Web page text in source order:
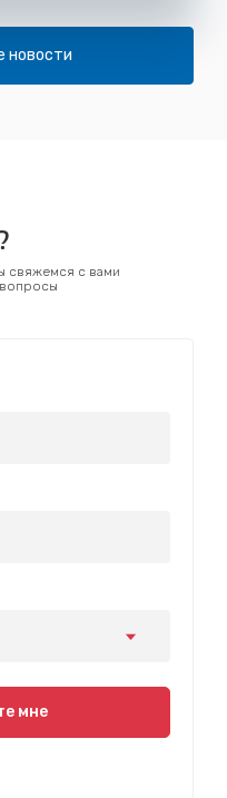
новости
свяжемся с вами
вопросы
города в сторону
мне